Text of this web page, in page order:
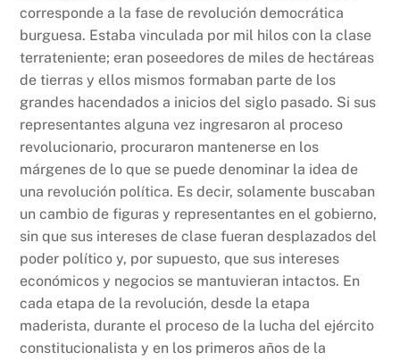
corresponde a la fase de revolución democrática
burguesa. Estaba vinculada por mil hilos con la clase
terrateniente; eran poseedores de miles de hectáreas
de tierras y ellos mismos formaban parte de los
grandes hacendados a inicios del siglo pasado. Si sus
representantes alguna vez ingresaron al proceso
revolucionario, procuraron mantenerse en los
márgenes de lo que se puede denominar la idea de
una revolución política. Es decir, solamente buscaban
un cambio de figuras y representantes en el gobierno,
sin que sus intereses de clase fueran desplazados del
poder político y, por supuesto, que sus intereses
económicos y negocios se mantuvieran intactos. En
cada etapa de la revolución, desde la etapa
maderista, durante el proceso de la lucha del ejército
constitucionalista y en los primeros años de la